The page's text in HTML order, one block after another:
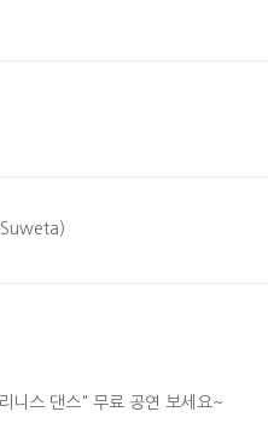
니스 댄스" 무료 공연 보세요~